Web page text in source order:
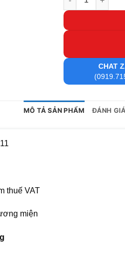
CHAT
MÔ TẢ SẢN PHẨM ĐÁNH
thuế VAT
miện